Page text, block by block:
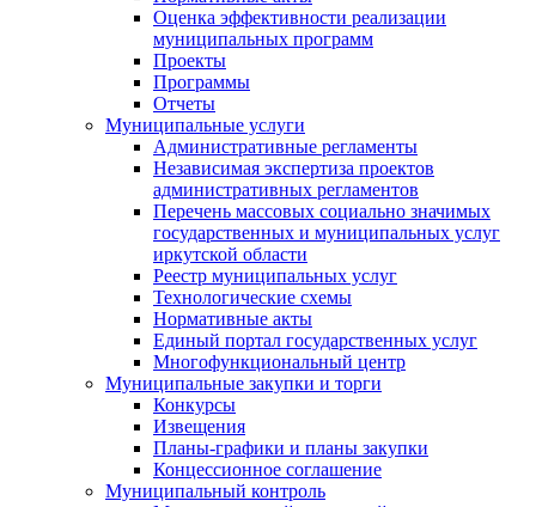
Оценка эффективности реализации
муниципальных программ
Проекты
Программы
Отчеты
Муниципальные услуги
Административные регламенты
Независимая экспертиза проектов
административных регламентов
Перечень массовых социально значимых
государственных и муниципальных услуг
иркутской области
Реестр муниципальных услуг
Технологические схемы
Нормативные акты
Единый портал государственных услуг
Многофункциональный центр
Муниципальные закупки и торги
Конкурсы
Извещения
Планы-графики и планы закупки
Концессионное соглашение
Муниципальный контроль